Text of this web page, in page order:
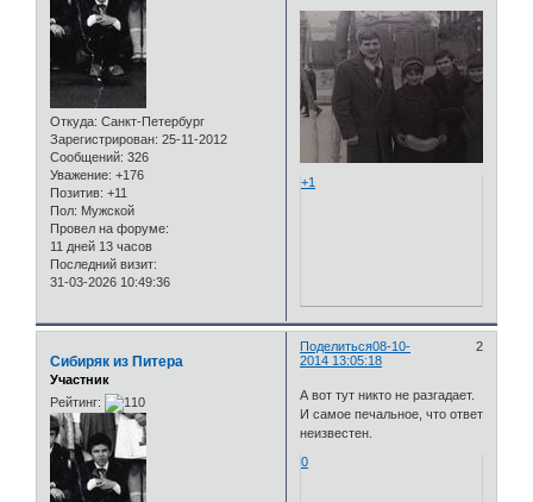
Откуда: Санкт-Петербург
Зарегистрирован: 25-11-2012
Сообщений: 326
Уважение: +176
Позитив: +11
Пол: Мужской
Провел на форуме:
11 дней 13 часов
Последний визит:
31-03-2026 10:49:36
+1
Поделиться 2
08-10-
2014 13:05:18
Сибиряк из Питера
Участник
Рейтинг:
А вот тут никто не разгадает.
И самое печальное, что ответ
неизвестен.
0